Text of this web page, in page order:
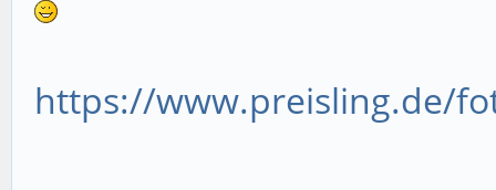
https://www.preisling.de/